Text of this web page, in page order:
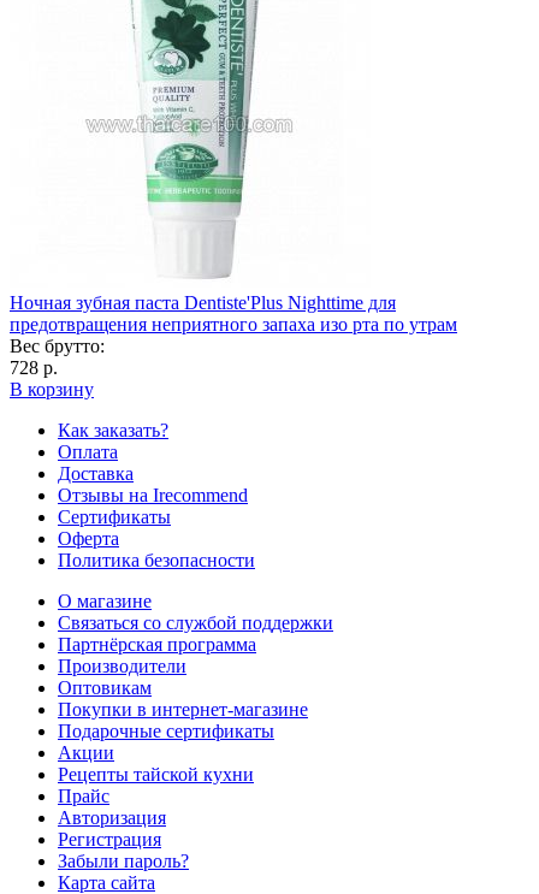
Ночная зубная паста Dentiste'Plus Nighttime для
предотвращения неприятного запаха изо рта по утрам
Вес брутто:
728 р.
В корзину
Как заказать?
Оплата
Доставка
Отзывы на Irecommend
Сертификаты
Оферта
Политика безопасности
О магазине
Связаться со службой поддержки
Партнёрская программа
Производители
Оптовикам
Покупки в интернет-магазине
Подарочные сертификаты
Акции
Рецепты тайской кухни
Прайс
Авторизация
Регистрация
Забыли пароль?
Карта сайта